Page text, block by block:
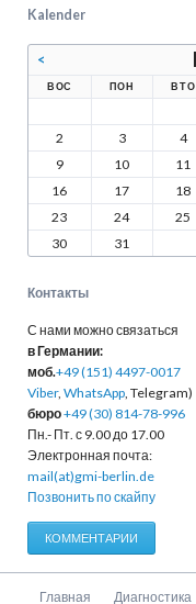
Kalender
<
ВОС ПОН ВТО
2
3 4
9
10 11
16
17 18
23
24 25
30
31
Контакты
С нами можно связаться
в Германии:
моб.+49 (151) 4497-0017
Viber, WhatsApp, Telegram)
бюро+49 (30) 814-78-996
Пн.- Пт. с 9.00 до 17.00
Электронная почта:
mail(at)gmi-berlin.de
Позвонить по скайпу
КОММЕНТАРИИ
Пропустить
Главная Диагностика